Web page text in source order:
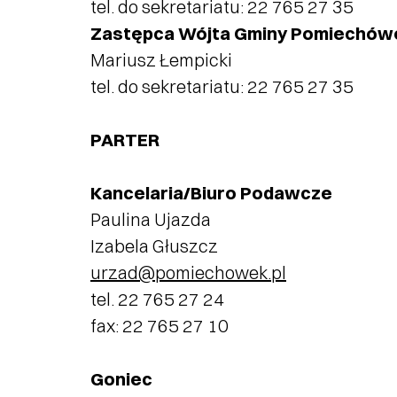
tel. do sekretariatu: 22 765 27 35
Zastępca Wójta Gminy
Mariusz Łempicki
tel. do sekretariatu: 22 765 27 35
PARTER
Kancelaria/Biuro Podawcze
Paulina Ujazda
Izabela Głuszcz
urzad@pomiechowek.pl
tel. 22 765 27 24
fax: 22 765 27 10
Goniec